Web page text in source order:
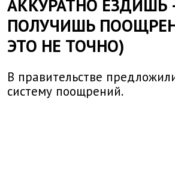
АККУРАТНО ЕЗДИШЬ
ПОЛУЧИШЬ
ЭТО НЕ ТОЧНО)
В правительстве
систему поощрений.